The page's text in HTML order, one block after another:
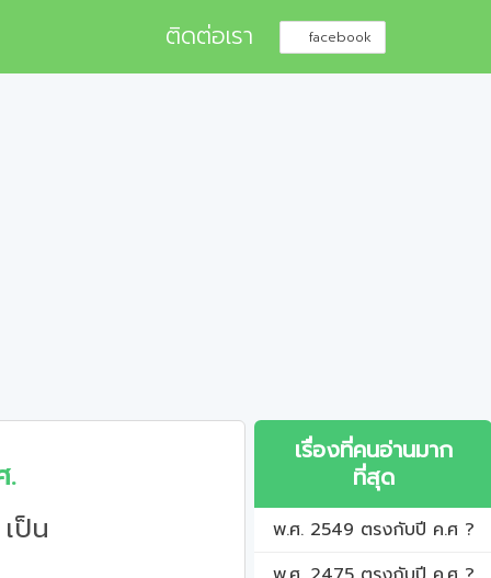
ติดต่อเรา facebook
.
ป็น
เรื่องที่คนอ่านมาก
ที่สุด
พ.ศ. 2549 ตรงกับปี ค.ศ ?